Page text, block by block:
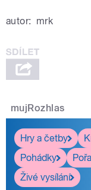
autor: mrk
mujRozhlas
Hry a četby
Pohádky
Živé vysílání